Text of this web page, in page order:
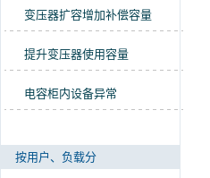
变压器扩容增加补偿容量
提升变压器使用容量
电容柜内设备异常
按用户、负载分